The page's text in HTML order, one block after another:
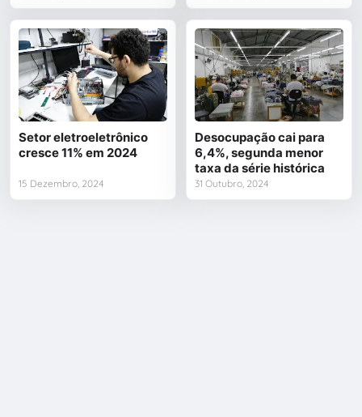
Setor eletroeletrônico
cresce 11% em 2024
15 Dezembro, 2024
Desocupação cai para
6,4%, segunda menor
taxa da série histórica
31 Outubro, 2024